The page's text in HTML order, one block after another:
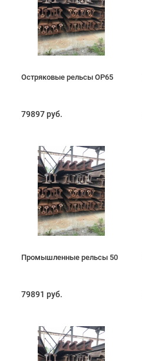
Остряковые рельсы ОР65
79897 руб.
Промышленные рельсы 50
79891 руб.